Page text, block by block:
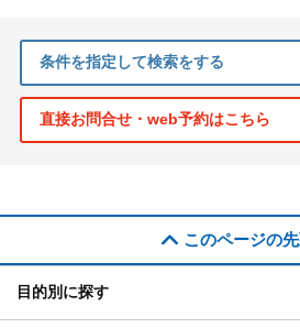
条件を指定して検索をする
直接お問合せ・web予約はこちら
このページの
目的別に探す